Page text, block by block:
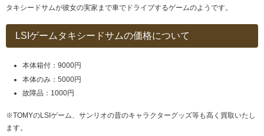
タキシードサムが彼女の実家まで車でドライブするゲームのようです。
LSIゲームタキシードサムの価格について
本体箱付：9000円
本体のみ：5000円
故障品：1000円
※TOMYのLSIゲーム、サンリオの昔のキャラクターグッズ等も高く買取いたし
ます。